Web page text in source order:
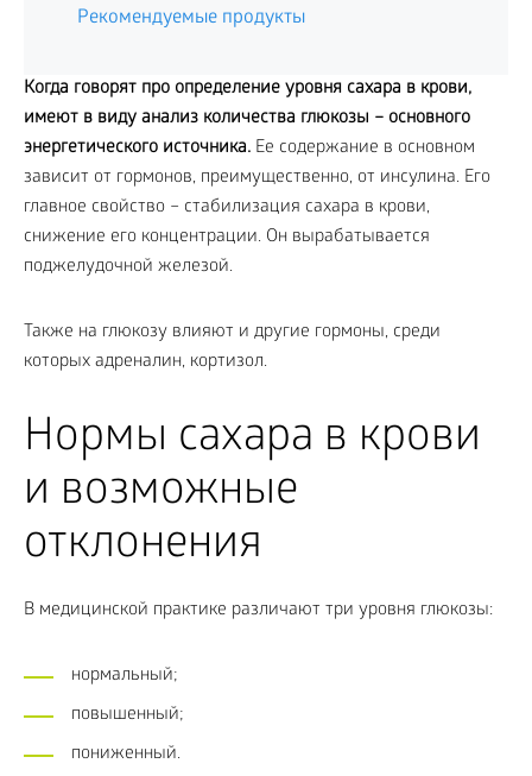
Рекомендуемые продукты
Когда говорят про определение уровня сахара в крови,
имеют в виду анализ количества глюкозы – основного
энергетического источника. Ее содержание в основном
зависит от гормонов, преимущественно, от инсулина. Его
главное свойство – стабилизация сахара в крови,
снижение его концентрации. Он вырабатывается
поджелудочной железой.
Также на глюкозу влияют и другие гормоны, среди
которых адреналин, кортизол.
Нормы сахара в крови
и возможные
отклонения
В медицинской практике различают три уровня глюкозы:
нормальный;
повышенный;
пониженный.